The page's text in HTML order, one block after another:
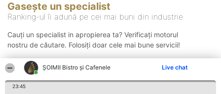
ȘOIMII Bistro și Cafenele Live chat
23:45
Gasește un specialist
Ranking-ul îi adună pe cei mai buni din industrie
Cauți un specialist in apropierea ta? Verificați motorul
nostru de căutare. Folosiți doar cele mai bune servicii!